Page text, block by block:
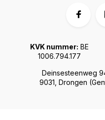
Deinsesteenweg
9031, Drongen
KVK nummer: BE
1006.794.177